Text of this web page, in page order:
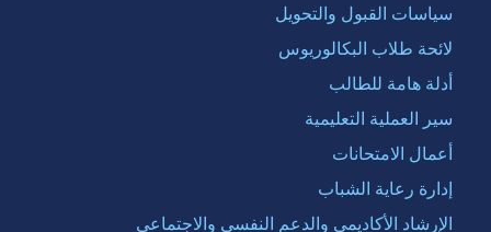
سياسات القبول والتحويل
لائحة طلاب البكالوريوس
أدلة هامة للطالب
سير العملية التعليمية
أعمال الامتحانات
إدارة رعاية الشباب
الإرشاد الأكاديمي والدعم النفسي والاجتماعي